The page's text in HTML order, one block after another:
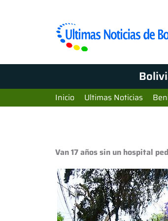
Inicio Ultimas Noticias
Van 17 años sin un hospital